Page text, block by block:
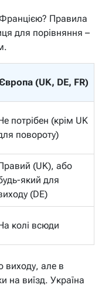
Правила
для порівняння –
(UK, DE, FR)
потрібен (крім UK
повороту)
(UK), або
який для
(DE)
колі всюди
виходу, але в
на виїзд. Україна